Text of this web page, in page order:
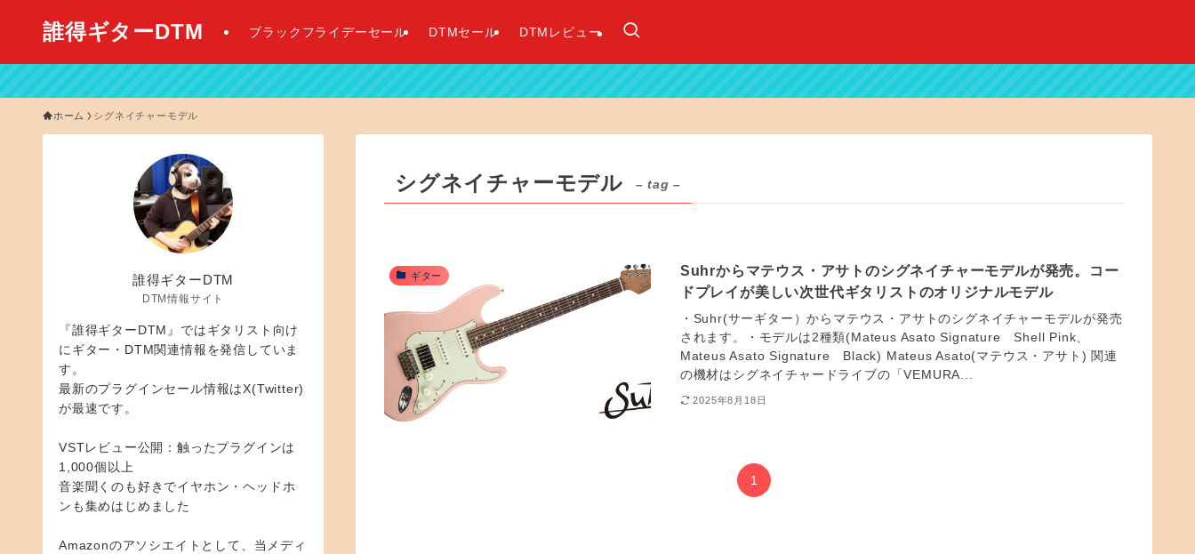
誰得ギターDTM ブラックフライデーセール DTMセール DTMレビュー
ホーム シグネイチャーモデル
シグネイチャーモデル – tag –
ギター
Suhrからマテウス・アサトのシグネイチャーモデルが発売。コー
ドプレイが美しい次世代ギタリストのオリジナルモデル
・Suhr(サーギター）からマテウス・アサトのシグネイチャーモデルが発売
されます。・モデルは2種類(Mateus Asato Signature Shell Pink、
Mateus Asato Signature Black) Mateus Asato(マテウス・アサト) 関連
の機材はシグネイチャードライブの「VEMURA...
2025年8月18日
1
誰得ギターDTM
DTM情報サイト
『誰得ギターDTM』ではギタリスト向け
にギター・DTM関連情報を発信していま
す。
最新のプラグインセール情報はX(Twitter)
が最速です。
VSTレビュー公開：触ったプラグインは
1,000個以上
音楽聞くのも好きでイヤホン・ヘッドホ
ンも集めはじめました
Amazonのアソシエイトとして、当メディ